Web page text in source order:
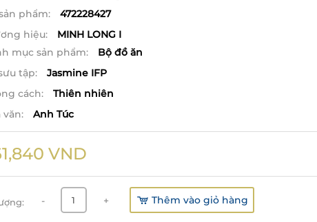
phẩm:
472228427
hiệu:
MINH LONG I
mục sản phẩm:
Bộ đồ ăn
tập:
Jasmine IFP
cách:
Thiên nhiên
văn:
Anh Túc
VND
- + Thêm vào giỏ hàng